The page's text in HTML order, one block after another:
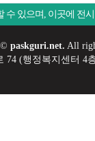
있으며, 이곳에 전
© paskguri.net. All
74 (행정복지센터